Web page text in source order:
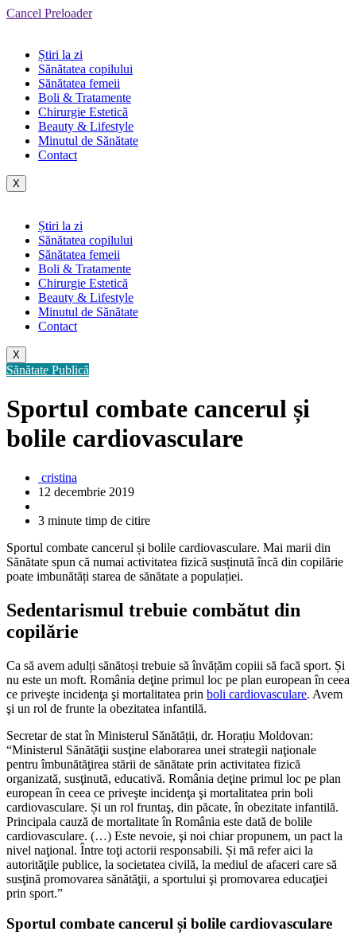
Cancel Preloader
Știri la zi
Sănătatea copilului
Sănătatea femeii
Boli & Tratamente
Chirurgie Estetică
Beauty & Lifestyle
Minutul de Sănătate
Contact
X
Știri la zi
Sănătatea copilului
Sănătatea femeii
Boli & Tratamente
Chirurgie Estetică
Beauty & Lifestyle
Minutul de Sănătate
Contact
X
Sănătate Publică
Sportul combate cancerul și
bolile cardiovasculare
cristina
12 decembrie 2019
3 minute timp de citire
Sportul combate cancerul și bolile cardiovasculare. Mai marii din
Sănătate spun că numai activitatea fizică susținută încă din copilărie
poate imbunătăți starea de sănătate a populației.
Sedentarismul trebuie combătut din
copilărie
Ca să avem adulți sănătoși trebuie să învățăm copiii să facă sport. Și
nu este un moft. România deţine primul loc pe plan european în ceea
ce priveşte incidenţa şi mortalitatea prin boli cardiovasculare. Avem
şi un rol de frunte la obezitatea infantilă.
Secretar de stat în Ministerul Sănătății, dr. Horațiu Moldovan:
“Ministerul Sănătăţii susţine elaborarea unei strategii naţionale
pentru îmbunătăţirea stării de sănătate prin activitatea fizică
organizată, susţinută, educativă. România deţine primul loc pe plan
european în ceea ce priveşte incidenţa şi mortalitatea prin boli
cardiovasculare. Și un rol fruntaş, din păcate, în obezitate infantilă.
Principala cauză de mortalitate în România este dată de bolile
cardiovasculare. (…) Este nevoie, şi noi chiar propunem, un pact la
nivel naţional. Între toţi actorii responsabili. Și mă refer aici la
autorităţile publice, la societatea civilă, la mediul de afaceri care să
susţină promovarea sănătăţii, a sportului şi promovarea educaţiei
prin sport.”
Sportul combate cancerul și bolile cardiovasculare